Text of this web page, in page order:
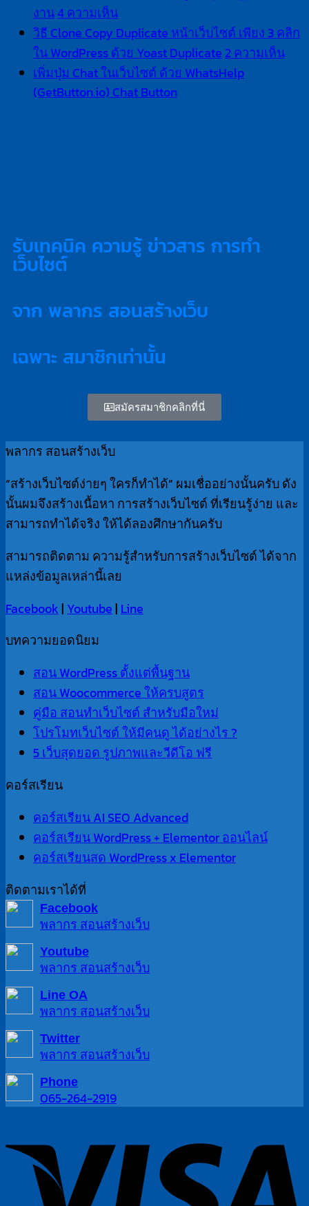
งาน4 ความเห็น
วิธี Clone Copy Duplicate หน้าเว็บไซต์ เพียง 3 คลิก
ใน WordPress ด้วย Yoast Duplicate2 ความเห็น
เพิ่มปุ่ม Chat ในเว็บไซต์ ด้วย WhatsHelp
(GetButton.io) Chat Button
รับเทคนิค ความรู้ ข่าวสาร การทำ
เว็บไซต์
จาก พลากร สอนสร้างเว็บ
เฉพาะ สมาชิกเท่านั้น
สมัครสมาชิกคลิกที่นี่
พลากร สอนสร้างเว็บ
“สร้างเว็บไซต์ง่ายๆ ใครก็ทำได้” ผมเชื่ออย่างนั้นครับ ดัง
นั้นผมจึงสร้างเนื้อหา การสร้างเว็บไซต์ ที่เรียนรู้ง่าย และ
สามารถทำได้จริง ให้ได้ลองศึกษากันครับ
สามารถติดตาม ความรู้สำหรับการสร้างเว็บไซต์ ได้จาก
แหล่งข้อมูลเหล่านี้เลย
Facebook| Youtube| Line
บทความยอดนิยม
สอน WordPress ตั้งแต่พื้นฐาน
สอน Woocommerce ให้ครบสูตร
คู่มือ สอนทำเว็บไซต์ สำหรับมือใหม่
โปรโมทเว็บไซต์ ให้มีคนดู ได้อย่างไร ?
5 เว็บสุดยอด รูปภาพและวีดีโอ ฟรี
คอร์สเรียน
คอร์สเรียน AI SEO Advanced
คอร์สเรียน WordPress + Elementor ออนไลน์
คอร์สเรียนสด WordPress x Elementor
ติดตามเราได้ที่
Facebook
พลากร สอนสร้างเว็บ
Youtube
พลากร สอนสร้างเว็บ
Line OA
พลากร สอนสร้างเว็บ
Twitter
พลากร สอนสร้างเว็บ
Phone
065-264-2919